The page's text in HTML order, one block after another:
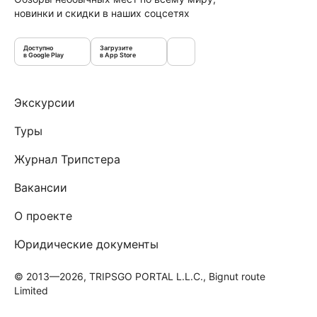
новинки и скидки в наших соцсетях
Доступно
в Google Play
Загрузите
в App Store
Экскурсии
Туры
Журнал Трипстера
Вакансии
О проекте
Юридические документы
© 2013—2026, TRIPSGO PORTAL L.L.C., Bignut route
Limited